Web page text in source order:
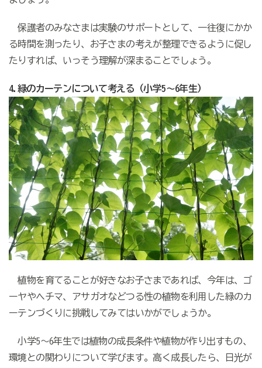
保護者のみなさまは実験のサポートとして、一往復にかか
る時間を測ったり、お子さまの考えが整理できるように促し
たりすれば、いっそう理解が深まることでしょう。
4.緑のカーテンについて考える（小学5～6年生）
植物を育てることが好きなお子さまであれば、今年は、ゴ
ーヤやヘチマ、アサガオなどつる性の植物を利用した緑のカ
ーテンづくりに挑戦してみてはいかがでしょうか。
小学5～6年生では植物の成長条件や植物が作り出すもの、
環境との関わりについて学びます。高く成長したら、日光が